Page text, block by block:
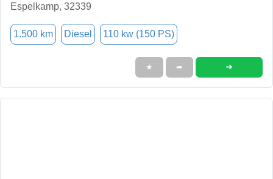
Espelkamp, 32339
1.500 km Diesel 110 kw (150 PS)
★ ➦ ➜